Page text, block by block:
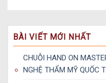
TẠI THƯỢNG HẢI
BÀI VIẾT MỚI NHẤT
CHUỖI HAND ON
NGHỆ THẨM MỸ QUỐC